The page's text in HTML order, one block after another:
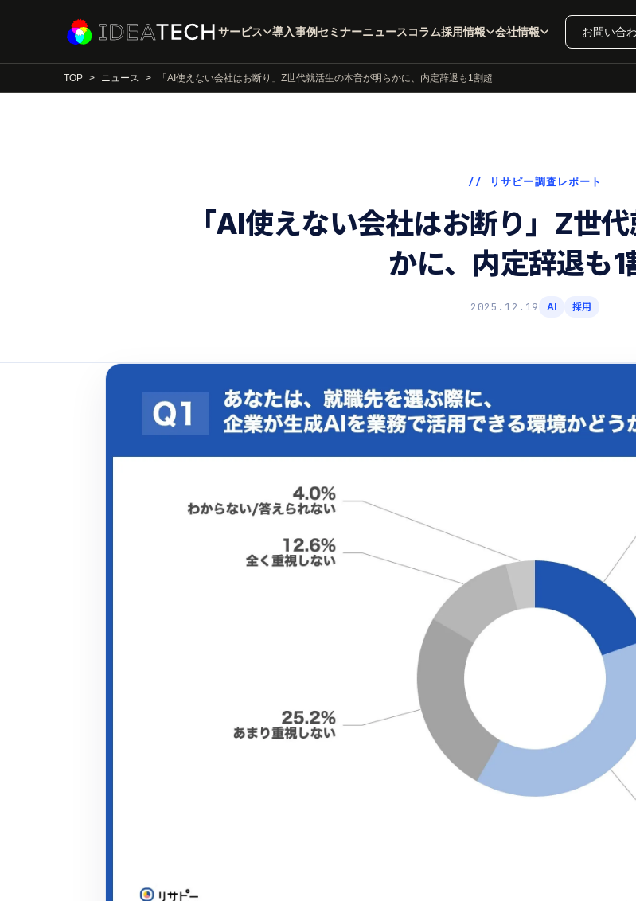
サービス 導入事例セミナーニュースコラム採用情報 会社情報 お問い合
TOP ニュース 「AI使えない会社はお断り」Z世代就活生の本音が明らかに、内定辞退も1割超
// リサピー調査レポート
「AI使えない会社はお断り」Z世
かに、内定辞退も1
2025.12.19 AI 採用